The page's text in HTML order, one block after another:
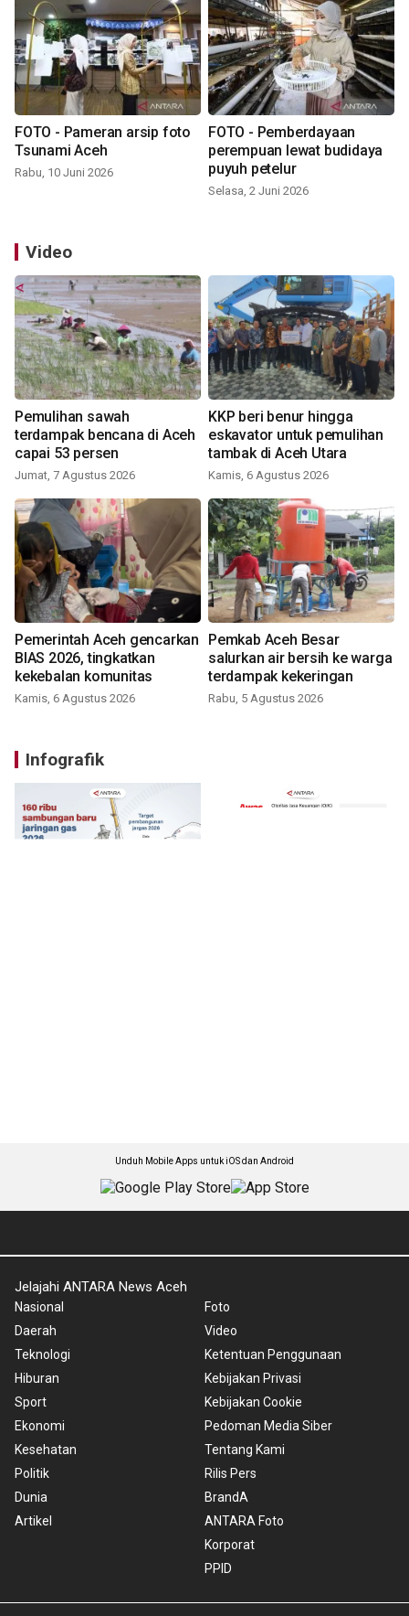
FOTO - Pameran arsip foto
Tsunami Aceh
Rabu, 10 Juni 2026
FOTO - Pemberdayaan
perempuan lewat budidaya
puyuh petelur
Selasa, 2 Juni 2026
Video
Pemulihan sawah
terdampak bencana di Aceh
capai 53 persen
Jumat, 7 Agustus 2026
KKP beri benur hingga
eskavator untuk pemulihan
tambak di Aceh Utara
Kamis, 6 Agustus 2026
Pemerintah Aceh gencarkan
BIAS 2026, tingkatkan
kekebalan komunitas
Kamis, 6 Agustus 2026
Pemkab Aceh Besar
salurkan air bersih ke warga
terdampak kekeringan
Rabu, 5 Agustus 2026
Infografik
Unduh Mobile Apps untuk iOS dan Android
Jelajahi ANTARA News Aceh
Nasional
Daerah
Teknologi
Hiburan
Sport
Ekonomi
Kesehatan
Politik
Dunia
Artikel
Foto
Video
Ketentuan Penggunaan
Kebijakan Privasi
Kebijakan Cookie
Pedoman Media Siber
Tentang Kami
Rilis Pers
BrandA
ANTARA Foto
Korporat
PPID